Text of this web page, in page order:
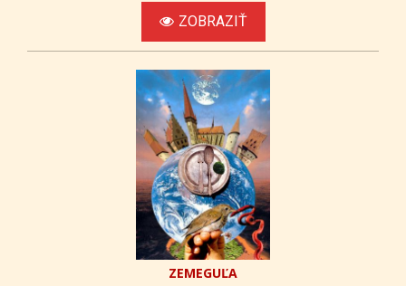
ZOBRAZIŤ
ZEMEGUĽA